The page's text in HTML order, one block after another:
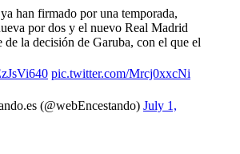
han firmado por una temporada,
por dos y el nuevo Real Madrid
de la decisión de Garuba, con el que el
pic.twitter.com/Mrcj0xxcNi
(@webEncestando) July 1,